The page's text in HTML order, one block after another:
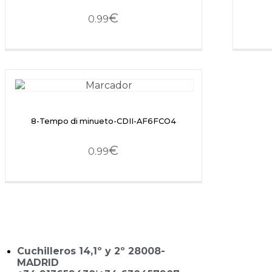
0.99€
8-Tempo di minueto-CDII-AF6FCO4
0.99€
Cuchilleros 14,1º y 2º 28008-
MADRID